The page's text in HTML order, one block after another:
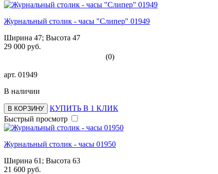
Журнальный столик - часы "Слипер" 01949
Ширина 47; Высота 47
29 000 руб.
(0)
арт. 01949
В наличии
В КОРЗИНУ
КУПИТЬ В 1 КЛИК
Быстрый просмотр
Журнальный столик - часы 01950
Ширина 61; Высота 63
21 600 руб.